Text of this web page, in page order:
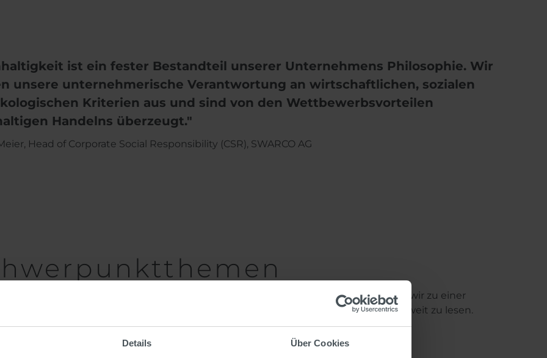
Details Über Cookies
ist ein fester Bestandteil unserer Unternehmens Philosophie. Wir
unsere unternehmerische Verantwortung an wirtschaftlichen, sozialen
Kriterien aus und sind von den Wettbewerbsvorteilen
Handelns überzeugt."
Head of Corporate Social Responsibility (CSR), SWARCO AG
Mitarbeiterzufriedenheit und Ökologisches Produktdesign. Erfahren Sie, wie wir zu einer
folgenden Beispiele, um Geschichten aus unseren SWARCO Unternehmen weltweit zu lesen.